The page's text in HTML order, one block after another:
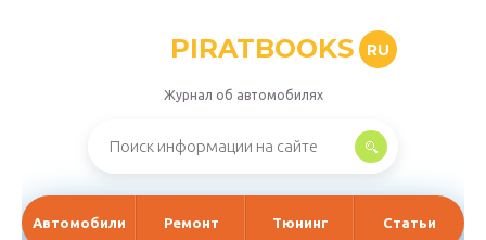
PIRATBOOKS RU
Журнал об автомобилях
Автомобили Ремонт Тюнинг Статьи